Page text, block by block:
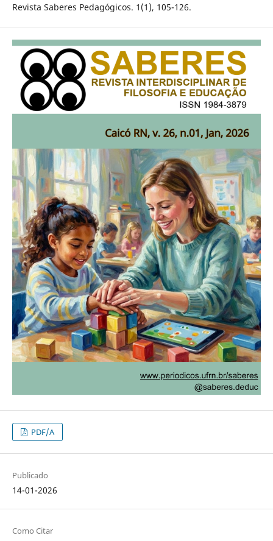
Revista Saberes Pedagógicos. 1(1), 105-126.
PDF/A
Publicado
14-01-2026
Como Citar